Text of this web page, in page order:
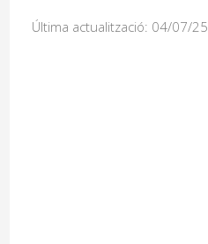
Última actualització: 04/07/25